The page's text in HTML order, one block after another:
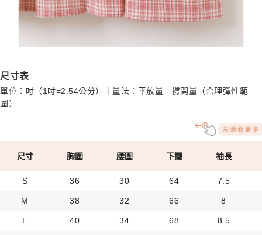
尺寸表
單位：吋（1吋=2.54公分）｜量法：平放量 - 撐開量（合理彈性範
圍）
尺寸 胸圍 腰圍 下擺 袖長
S 36 30 64 7.5
M 38 32 66 8
L 40 34 68 8.5